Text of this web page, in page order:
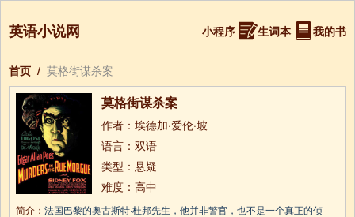
英语小说网 小程序 生词本 我的书
首页 / 莫格街谋杀案
莫格街谋杀案
作者：埃德加·爱伦·坡
语言：双语
类型：悬疑
难度：高中
简介： 法国巴黎的奥古斯特·杜邦先生，他并非警官，也不是一个真正的侦